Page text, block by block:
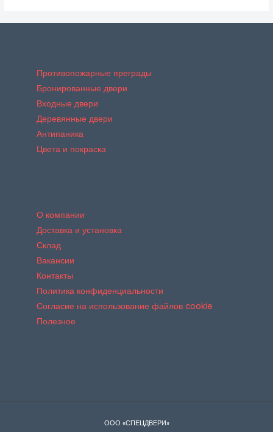
Противопожарные преграды
Бронированные двери
Входные двери
Деревянные двери
Антипаника
Цвета и покраска
О компании
Доставка и установка
Склад
Вакансии
Контакты
Политика конфиденциальности
Согласие на использование файлов cookie
Полезное
ООО «СПЕЦДВЕРИ»